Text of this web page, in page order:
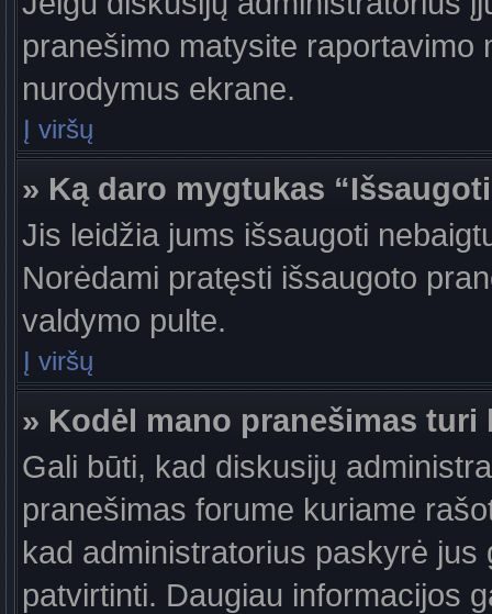
pranešimo matysite
nurodymus ekrane.
Į viršų
» Ką daro mygtukas
Jis leidžia jums išsaugoti
Norėdami pratęsti išsaugoto
valdymo pulte.
Į viršų
» Kodėl mano pranešimas
Gali būti, kad diskusijų
pranešimas forume kuriame
kad administratorius paskyrė
patvirtinti. Daugiau informacijos